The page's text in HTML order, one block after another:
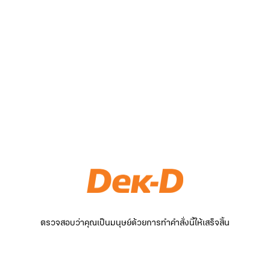
ตรวจสอบว่าคุณเป็นมนุษย์ด้วยการทำคำสั่งนี้ให้เสร็จสิ้น